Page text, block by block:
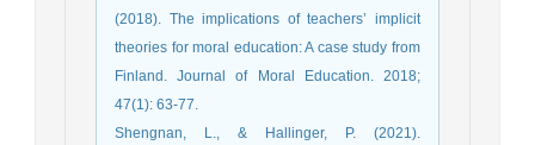
(2018). The implications of teachers’ implicit
theories for moral education: A case study from
Finland. Journal of Moral Education. 2018;
47(1): 63-77.
Shengnan, L., & Hallinger, P. (2021).